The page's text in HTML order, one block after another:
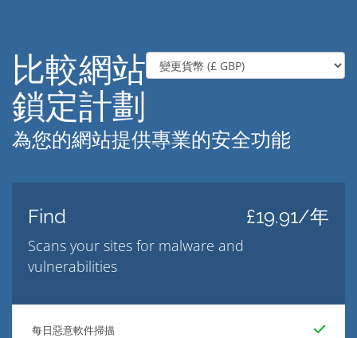
比較網站
鎖定計劃
為您的網站提供專業的安全功能
Find £19.91/年
Scans your sites for malware and
vulnerabilities
每日惡意軟件掃描